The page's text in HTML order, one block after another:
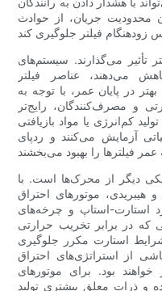
محدودیت جریان، از حوادث
تأثیر می‌گذارند. سیستم‌های
می‌دهند، عناصر فیلتر
در پایان عمر، با توجه به
و مصرف‌کنندگان، رایج‌تر
کم‌انرژی یا مواد بازیافتی
آزمایش می‌کنند و ردپای
دیگر از محرک‌ها است. با
هیبریدی، موتورهای احتراق
استارت-استاپ و چرخه‌های
که در برابر تخریب حرارتی
استارت مکرر جلوگیری
از استراتژی‌های احتراق
خواهند بود. برای موتورهای
و ذرات معلق بیشتری تولید